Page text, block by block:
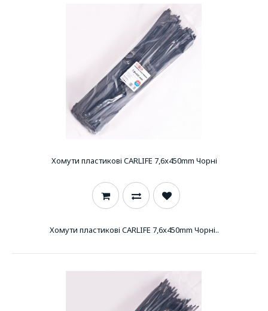
Хомути пластикові CARLIFE 7,6x450mm Чорні
Хомути пластикові CARLIFE 7,6x450mm Чорні..